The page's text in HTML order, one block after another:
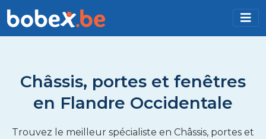
Châssis, portes et fenêtres
en Flandre Occidentale
Trouvez le meilleur spécialiste en Châssis, portes et